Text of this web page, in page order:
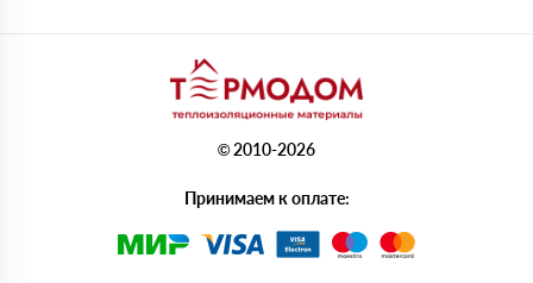
© 2010-2026
Принимаем к оплате: